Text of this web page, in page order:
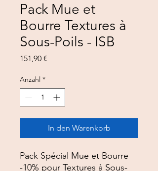
Pack Mue et
Bourre Textures à
Sous-Poils - ISB
151,90 €
Anzahl *
In den Warenkorb
Pack Spécial Mue et Bourre
-10% pour Textures à Sous-